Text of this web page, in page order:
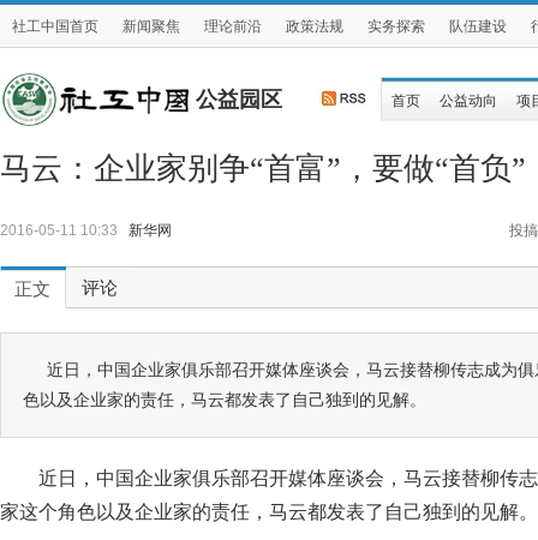
社工中国首页 新闻聚焦 理论前沿 政策法规 实务探索 队伍建设
公益园区 首页 公益动向 项
马云：企业家别争“首富”，要做“首负”
2016-05-11 10:33 新华网 投搞
正文 评论
近日，中国企业家俱乐部召开媒体座谈会，马云接替柳传志成为
色以及企业家的责任，马云都发表了自己独到的见解。
近日，中国企业家俱乐部召开媒体座谈会，马云接替柳传
家这个角色以及企业家的责任，马云都发表了自己独到的见解